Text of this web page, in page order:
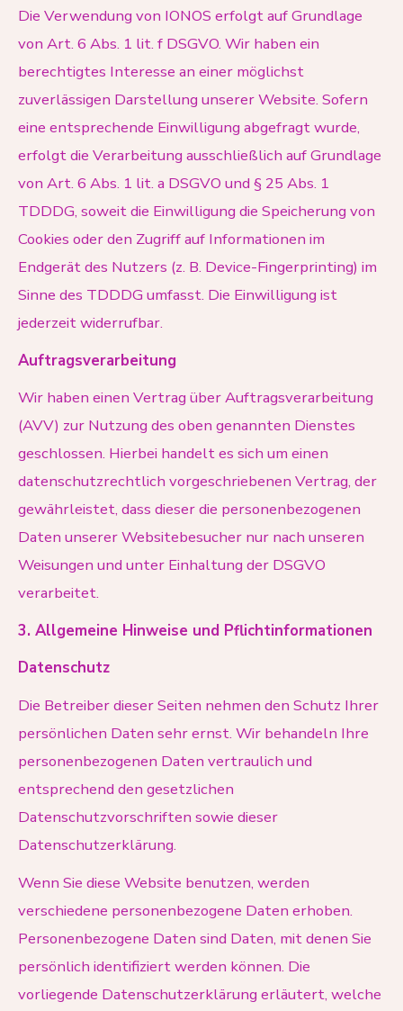
Die Verwendung von IONOS erfolgt auf Grundlage
von Art. 6 Abs. 1 lit. f DSGVO. Wir haben ein
berechtigtes Interesse an einer möglichst
zuverlässigen Darstellung unserer Website. Sofern
eine entsprechende Einwilligung abgefragt wurde,
erfolgt die Verarbeitung ausschließlich auf Grundlage
von Art. 6 Abs. 1 lit. a DSGVO und § 25 Abs. 1
TDDDG, soweit die Einwilligung die Speicherung von
Cookies oder den Zugriff auf Informationen im
Endgerät des Nutzers (z. B. Device-Fingerprinting) im
Sinne des TDDDG umfasst. Die Einwilligung ist
jederzeit widerrufbar.
Auftragsverarbeitung
Wir haben einen Vertrag über Auftragsverarbeitung
(AVV) zur Nutzung des oben genannten Dienstes
geschlossen. Hierbei handelt es sich um einen
datenschutzrechtlich vorgeschriebenen Vertrag, der
gewährleistet, dass dieser die personenbezogenen
Daten unserer Websitebesucher nur nach unseren
Weisungen und unter Einhaltung der DSGVO
verarbeitet.
3. Allgemeine Hinweise und Pflichtinformationen
Datenschutz
Die Betreiber dieser Seiten nehmen den Schutz Ihrer
persönlichen Daten sehr ernst. Wir behandeln Ihre
personenbezogenen Daten vertraulich und
entsprechend den gesetzlichen
Datenschutzvorschriften sowie dieser
Datenschutzerklärung.
Wenn Sie diese Website benutzen, werden
verschiedene personenbezogene Daten erhoben.
Personenbezogene Daten sind Daten, mit denen Sie
persönlich identifiziert werden können. Die
vorliegende Datenschutzerklärung erläutert, welche